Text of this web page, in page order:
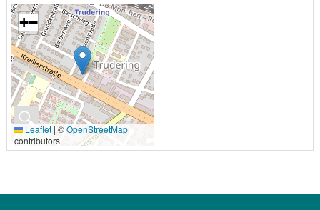
🔍
+−
Leaflet | ©OpenStreetMap
contributors